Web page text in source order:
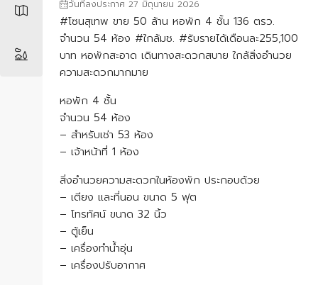
วันที่ลงประกาศ 27 มิถุนายน 2026
#โซนสุเทพ ขาย 50 ล้าน หอพัก 4 ชั้น 136 ตรว.
จำนวน 54 ห้อง #ใกล้มช. #รับรายได้เดือนละ255,100
บาท หอพักสะอาด เดินทางสะดวกสบาย ใกล้สิ่งอำนวย
ความสะดวกมากมาย
หอพัก 4 ชั้น
จำนวน 54 ห้อง
– สำหรับเช่า 53 ห้อง
– เจ้าหน้าที่ 1 ห้อง
สิ่งอำนวยความสะดวกในห้องพัก ประกอบด้วย
– เตียง และที่นอน ขนาด 5 ฟุต
– โทรทัศน์ ขนาด 32 นิ้ว
– ตู้เย็น
– เครื่องทำน้ำอุ่น
– เครื่องปรับอากาศ